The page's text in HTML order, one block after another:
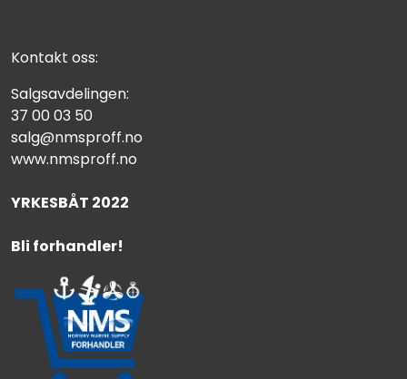
Kontakt oss:
Salgsavdelingen:
37 00 03 50
salg@nmsproff.no
www.nmsproff.no
YRKESBÅT 2022
Bli forhandler!